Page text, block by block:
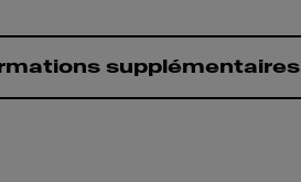
supplémentaires